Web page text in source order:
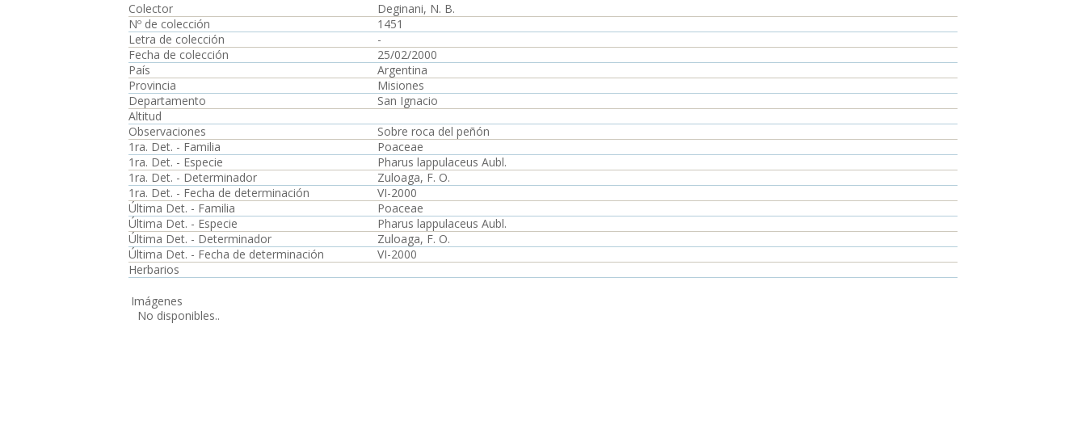
Colector
Deginani, N. B.
Nº de colección
1451
Letra de colección
-
Fecha de colección
25/02/2000
País
Argentina
Provincia
Misiones
Departamento
San Ignacio
Altitud
Observaciones
Sobre roca del peñón
1ra. Det. - Familia
Poaceae
1ra. Det. - Especie
Pharus lappulaceus Aubl.
1ra. Det. - Determinador
Zuloaga, F. O.
1ra. Det. - Fecha de determinación
VI-2000
Última Det. - Familia
Poaceae
Última Det. - Especie
Pharus lappulaceus Aubl.
Última Det. - Determinador
Zuloaga, F. O.
Última Det. - Fecha de determinación
VI-2000
Herbarios
Imágenes
No disponibles..